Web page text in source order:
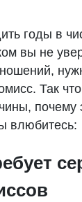
годы в
вы не
Так
почему
влюбитесь: